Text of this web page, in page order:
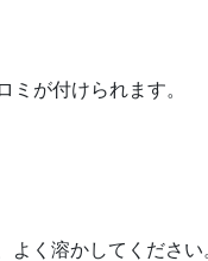
が付けられます。
く溶かしてください